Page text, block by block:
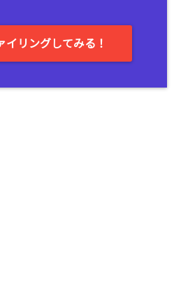
イリングしてみる！